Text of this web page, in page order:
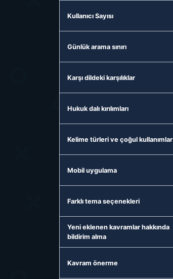
Kullanıcı Sayısı
Günlük arama sınırı
Karşı dildeki karşılıklar
Hukuk dalı kırılımları
Kelime türleri ve çoğul kullanımlar
Mobil uygulama
Farklı tema seçenekleri
Yeni eklenen kavramlar hakkında
bildirim alma
Kavram önerme